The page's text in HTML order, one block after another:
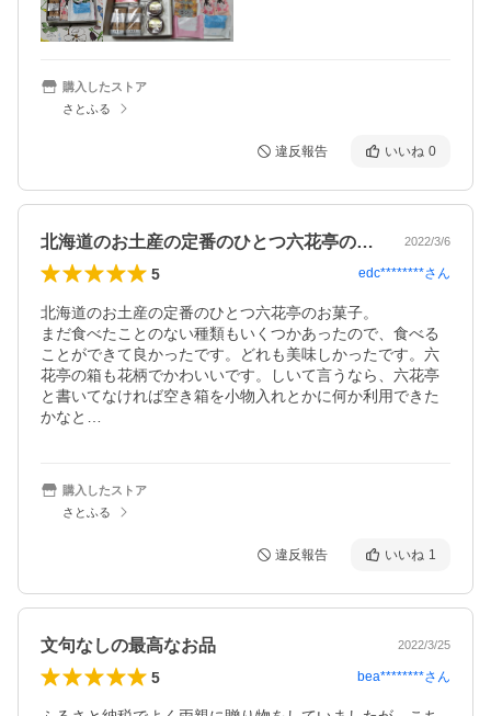
購入したストア
さとふる
違反報告 いいね 0
北海道のお土産の定番のひとつ六花亭のお… 2022/3/6
5 edc********さん
北海道のお土産の定番のひとつ六花亭のお菓子。
まだ食べたことのない種類もいくつかあったので、食べる
ことができて良かったです。どれも美味しかったです。六
花亭の箱も花柄でかわいいです。しいて言うなら、六花亭
と書いてなければ空き箱を小物入れとかに何か利用できた
かなと…
購入したストア
さとふる
違反報告 いいね 1
文句なしの最高なお品 2022/3/25
5 bea********さん